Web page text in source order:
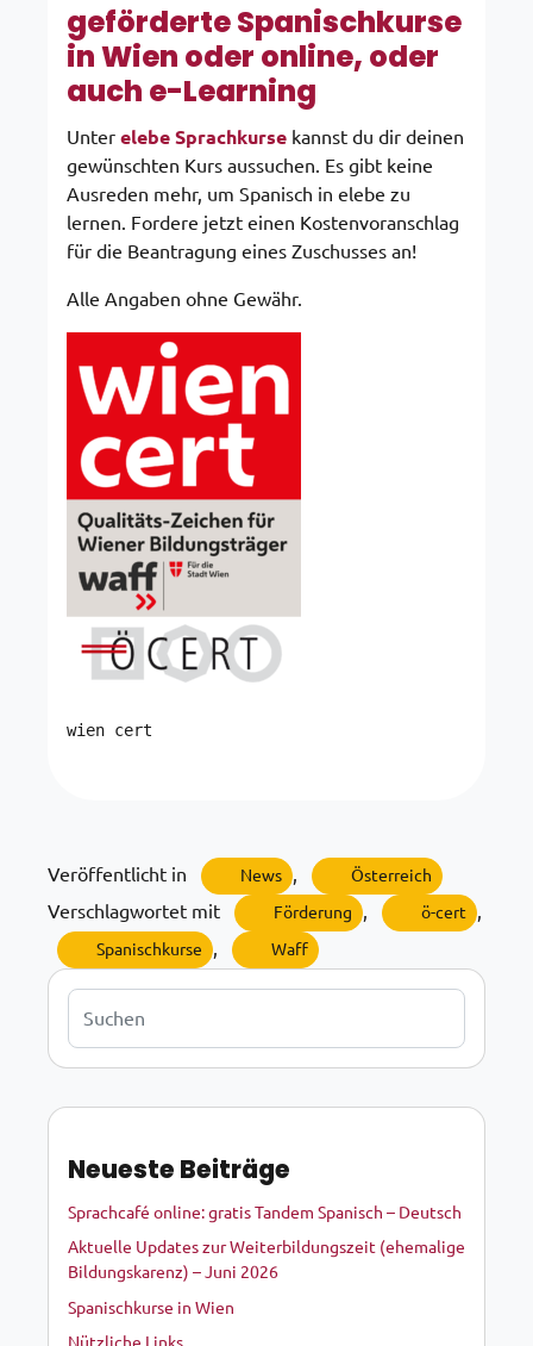
geförderte Spanischkurse
in Wien oder online, oder
auch e-Learning
Unter elebe Sprachkurse kannst du dir deinen
gewünschten Kurs aussuchen. Es gibt keine
Ausreden mehr, um Spanisch in elebe zu
lernen. Fordere jetzt einen Kostenvoranschlag
für die Beantragung eines Zuschusses an!
Alle Angaben ohne Gewähr.
wien cert
Veröffentlicht in News , Österreich
Verschlagwortet mit Förderung , ö-cert ,
Spanischkurse , Waff
Buscar
Neueste Beiträge
Sprachcafé online: gratis Tandem Spanisch – Deutsch
Aktuelle Updates zur Weiterbildungszeit (ehemalige
Bildungskarenz) – Juni 2026
Spanischkurse in Wien